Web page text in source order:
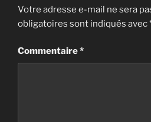
Votre adresse e-mail ne sera
obligatoires sont indiqués avec
Commentaire*